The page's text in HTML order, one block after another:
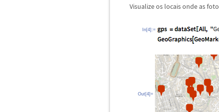
Visualize os locais onde as
In[4]:=
Out[4]=